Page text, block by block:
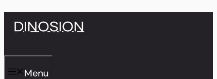
SkipDINOSION
Menu